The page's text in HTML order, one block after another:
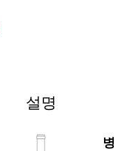
설명
병